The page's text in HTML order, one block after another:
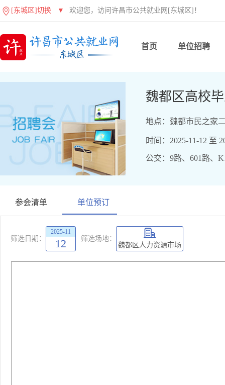
[东城区]切换 ▼ 欢迎您，访问许昌市公共就业网[东城区]！
首页 单位招聘
魏都区高校
地点：魏都市民之家
时间：2025-11-12 至
公交：9路、601路、
参会清单 单位预订
筛选日期：
2025-11
12
筛选场地：
魏都区人力资源市场